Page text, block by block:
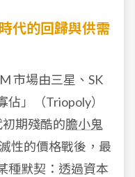
代的回歸與供需
市場由三星、SK
」（Triopoly）
期殘酷的膽小鬼
性的價格戰後，最
種默契：透過資本